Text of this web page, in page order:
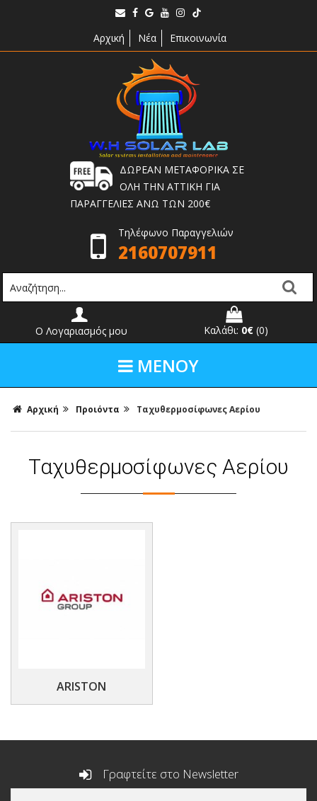
Αρχική Νέα Επικοινωνία
ΔΩΡΕΑΝ ΜΕΤΑΦΟΡΙΚΑ ΣΕ
ΟΛΗ ΤΗΝ ΑΤΤΙΚΗ ΓΙΑ
ΠΑΡΑΓΓΕΛΙΕΣ ΑΝΩ ΤΩΝ 200€
Τηλέφωνο Παραγγελιών
2160707911
Ο Λογαριασμός μου Καλάθι: 0€ (0)
ΜΕΝΟΥ
Αρχική Προιόντα Ταχυθερμοσίφωνες Αερίου
Ταχυθερμοσίφωνες Αερίου
ARISTON
Γραφτείτε στο Newsletter